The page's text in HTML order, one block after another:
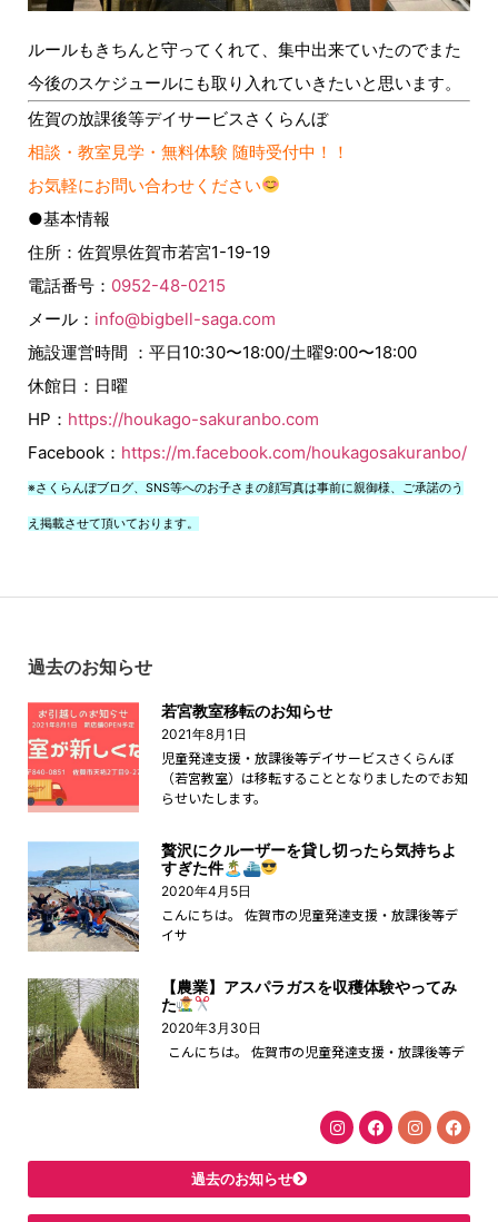
ルールもきちんと守ってくれて、集中出来ていたのでまた
今後のスケジュールにも取り入れていきたいと思います。
佐賀の放課後等デイサービスさくらんぼ
相談・教室見学・無料体験 随時受付中！！
お気軽にお問い合わせください
●基本情報
住所：佐賀県佐賀市若宮1-19-19
電話番号： 0952-48-0215
メール： info@bigbell-saga.com
施設運営時間 ：平日10:30〜18:00/土曜9:00〜18:00
休館日：日曜
HP： https://houkago-sakuranbo.com
Facebook： https://m.facebook.com/houkagosakuranbo/
※さくらんぼブログ、SNS等へのお子さまの顔写真は事前に親御様、ご承諾のう
え掲載させて頂いております。
過去のお知らせ
若宮教室移転のお知らせ
2021年8月1日
児童発達支援・放課後等デイサービスさくらんぼ
（若宮教室）は移転することとなりましたのでお知
らせいたします。
贅沢にクルーザーを貸し切ったら気持ちよ
すぎた件🏝⛴
2020年4月5日
こんにちは。 佐賀市の児童発達支援・放課後等デ
イサ
【農業】アスパラガスを収穫体験やってみ
た
2020年3月30日
こんにちは。 佐賀市の児童発達支援・放課後等デ
過去のお知らせ